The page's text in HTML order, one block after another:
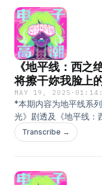
with Jigsaw
稿
宇宙查看该单集文稿
NS1游玩情况是？
售后，有满足这些期待
提升不大76:24 从NDS
3DS？88:00 新主机的
关94:08 NS2的社交系
大家对于NS2的期待，
ED：Skeeter Davis -
测试链接🔗https://
hans/surveys/start/
《地平线：西
将擦干妳我脸上
MAY 19, 2025 ·
*本期内容为地平线系
光》剧透及《地平线：
情收听00:00 开场
02:27 埃洛伊身为“救
态，为身为普通女性的
Transcribe →